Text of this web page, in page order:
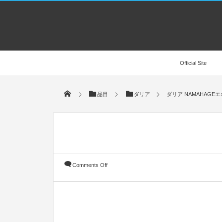
Official Site
品目 ダリア ダリア NAMAHAGEエ
Comments Off